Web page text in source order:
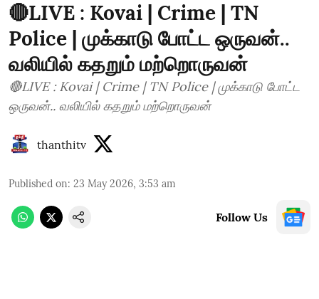
🔴LIVE : Kovai | Crime | TN
Police | முக்காடு போட்ட ஒருவன்..
வலியில் கதறும் மற்றொருவன்
🔴LIVE : Kovai | Crime | TN Police | முக்காடு போட்ட
ஒருவன்.. வலியில் கதறும் மற்றொருவன்
thanthitv
Published on: 23 May 2026, 3:53 am
Follow Us